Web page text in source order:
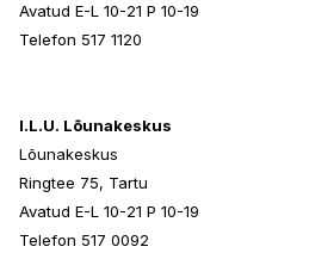
Avatud E-L 10-21 P 10-19
Telefon 517 1120
I.L.U. Lõunakeskus
Lõunakeskus
Ringtee 75, Tartu
Avatud E-L 10-21 P 10-19
Telefon 517 0092